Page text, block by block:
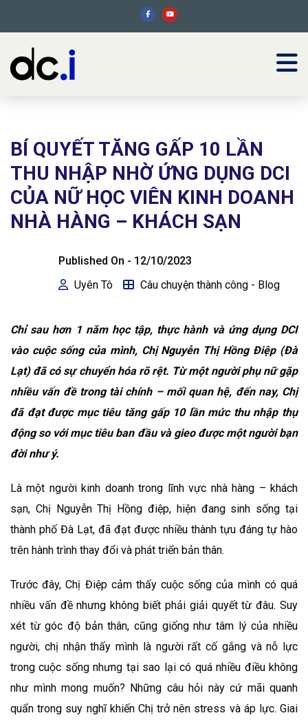
BÍ QUYẾT TĂNG GẤP 10 LẦN
THU NHẬP NHỜ ỨNG DỤNG DCI
CỦA NỮ HỌC VIÊN KINH DOANH
NHÀ HÀNG – KHÁCH SẠN
Published On - 12/10/2023
Uyên Tô
Câu chuyện thành công - Blog
Chỉ sau hơn 1 năm học tập, thực hành và ứng dụng DCI
vào cuộc sống của mình, Chị Nguyễn Thị Hồng Điệp (Đà
Lạt) đã có sự chuyển hóa rõ rệt. Từ một người phụ nữ gặp
nhiều vấn đề trong tài chính – mối quan hệ, đến nay, Chị
đã đạt được mục tiêu tăng gấp 10 lần mức thu nhập thụ
động so với mục tiêu ban đầu và gieo được một người bạn
đời như ý.
Là một người kinh doanh trong lĩnh vực nhà hàng – khách
sạn, Chị Nguyễn Thị Hồng điệp, hiện đang sinh sống tại
thành phố Đà Lạt, đã đạt được nhiều thành tựu đáng tự hào
trên hành trình thay đổi và phát triển bản thân.
Trước đây, Chị Điệp cảm thấy cuộc sống của mình có quá
nhiều vấn đề nhưng không biết phải giải quyết từ đâu. Suy
xét từ góc độ bản thân, cũng giống như tâm lý của nhiều
người, chị nhận thấy mình là người rất cố gắng và nỗ lực
trong cuộc sống nhưng tại sao lại có quá nhiều điều không
như mình mong muốn? Những câu hỏi này cứ mãi quanh
quẩn trong suy nghĩ khiến Chị trở nên stress và áp lực. Giai